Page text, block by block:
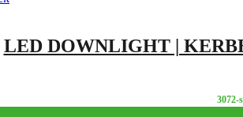
LED DOWNLIGHT |
3072-